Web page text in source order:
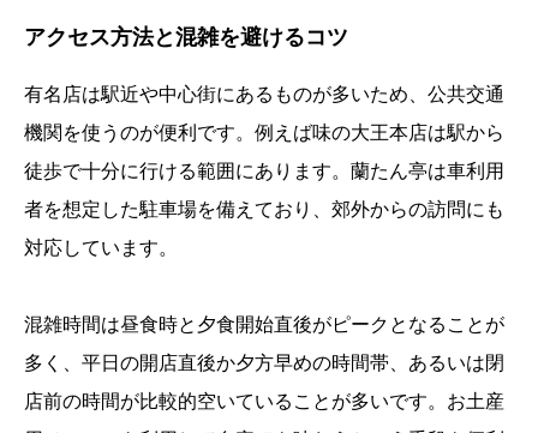
アクセス方法と混雑を避けるコツ
有名店は駅近や中心街にあるものが多いため、公共交通
機関を使うのが便利です。例えば味の大王本店は駅から
徒歩で十分に行ける範囲にあります。蘭たん亭は車利用
者を想定した駐車場を備えており、郊外からの訪問にも
対応しています。
混雑時間は昼食時と夕食開始直後がピークとなることが
多く、平日の開店直後か夕方早めの時間帯、あるいは閉
店前の時間が比較的空いていることが多いです。お土産